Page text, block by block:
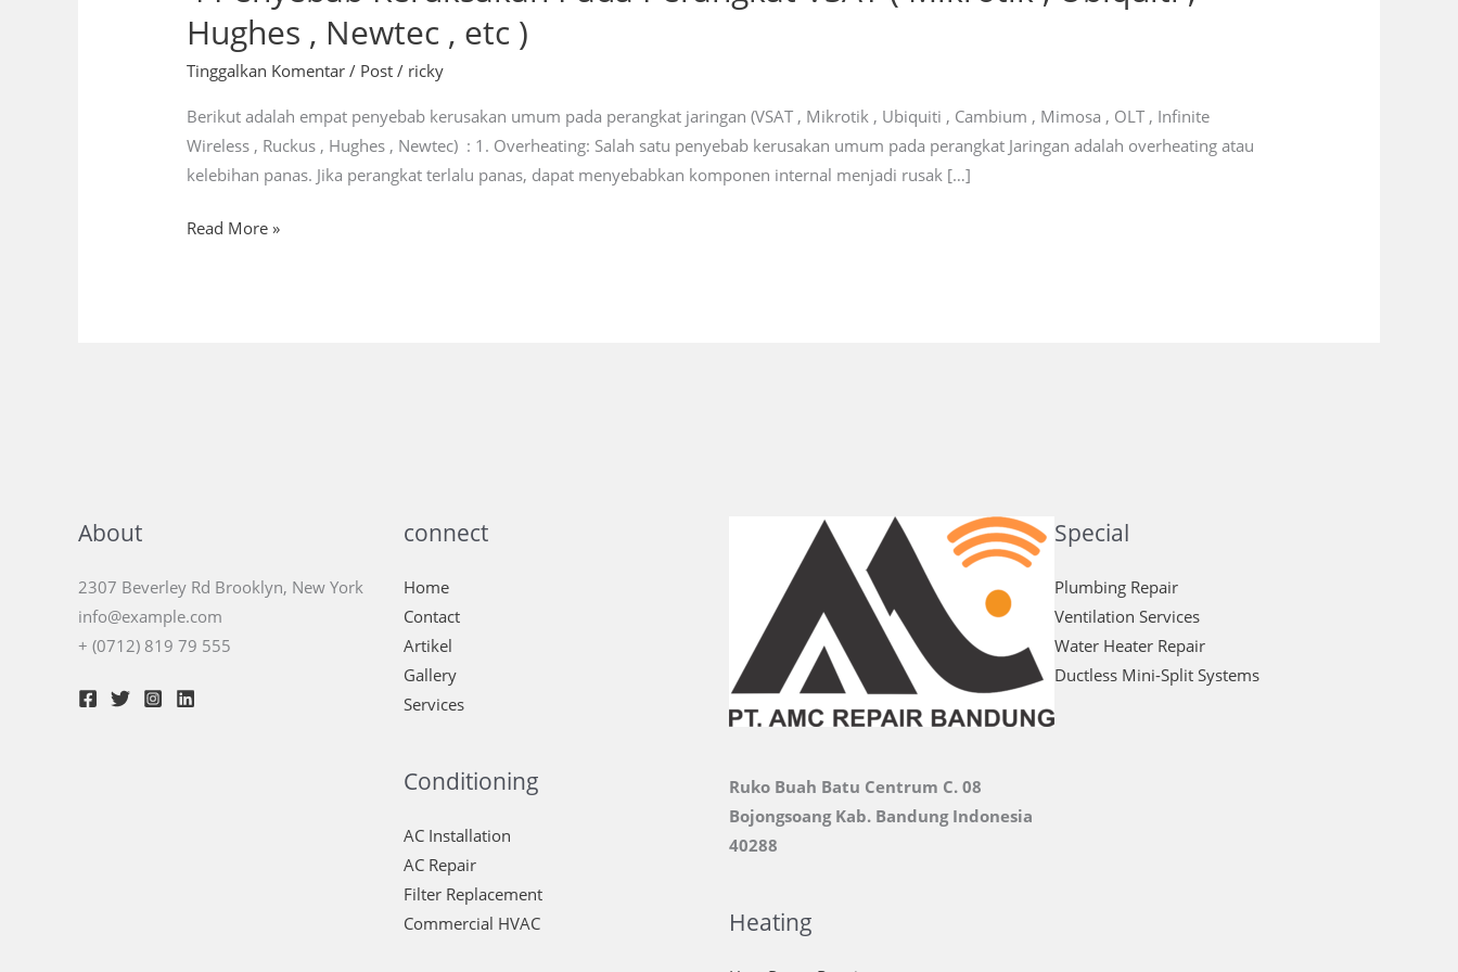
Hughes , Newtec , etc )
Tinggalkan Komentar / Post / ricky
Berikut adalah empat penyebab kerusakan umum pada perangkat jaringan (VSAT , Mikrotik , Ubiquiti , Cambium , Mimosa , OLT , Infinite
Wireless , Ruckus , Hughes , Newtec) : 1. Overheating: Salah satu penyebab kerusakan umum pada perangkat Jaringan adalah overheating atau
kelebihan panas. Jika perangkat terlalu panas, dapat menyebabkan komponen internal menjadi rusak […]
Keruksakan
Pada
VSAT
(
Mikrotik
Read More »
About
2307 Beverley Rd Brooklyn, New York
info@example.com
+ (0712) 819 79 555
connect
Home
Contact
Artikel
Gallery
Services
Conditioning
AC Installation
AC Repair
Filter Replacement
Commercial HVAC
Ruko Buah Batu Centrum C. 08
Bojongsoang Kab. Bandung Indonesia
40288
Heating
Special
Plumbing Repair
Ventilation Services
Water Heater Repair
Ductless Mini-Split Systems